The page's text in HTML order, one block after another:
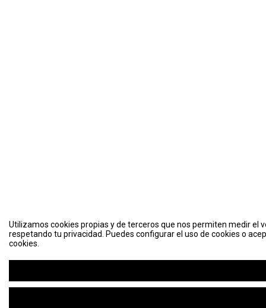
Utilizamos cookies propias y de terceros que nos permiten medir el
respetando tu privacidad. Puedes configurar el uso de cookies o
cookies.